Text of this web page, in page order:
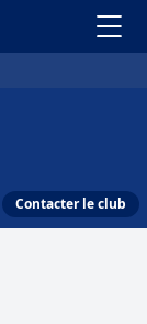
Contacter le club